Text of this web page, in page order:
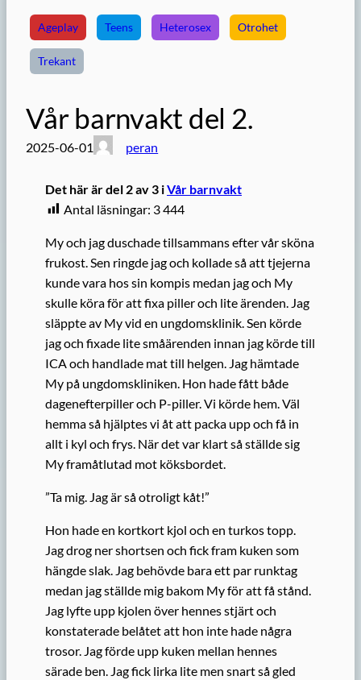
Ageplay Teens Heterosex Otrohet
Trekant
Vår barnvakt del 2.
2025-06-01 peran
Det här är del 2 av 3 iVår barnvakt
Antal läsningar: 3 444
My och jag duschade tillsammans efter vår sköna
frukost. Sen ringde jag och kollade så att tjejerna
kunde vara hos sin kompis medan jag och My
skulle köra för att fixa piller och lite ärenden. Jag
släppte av My vid en ungdomsklinik. Sen körde
jag och fixade lite småärenden innan jag körde till
ICA och handlade mat till helgen. Jag hämtade
My på ungdomskliniken. Hon hade fått både
dagenefterpiller och P-piller. Vi körde hem. Väl
hemma så hjälptes vi åt att packa upp och få in
allt i kyl och frys. När det var klart så ställde sig
My framåtlutad mot köksbordet.
”Ta mig. Jag är så otroligt kåt!”
Hon hade en kortkort kjol och en turkos topp.
Jag drog ner shortsen och fick fram kuken som
hängde slak. Jag behövde bara ett par runktag
medan jag ställde mig bakom My för att få stånd.
Jag lyfte upp kjolen över hennes stjärt och
konstaterade belåtet att hon inte hade några
trosor. Jag förde upp kuken mellan hennes
särade ben. Jag fick lirka lite men snart så gled